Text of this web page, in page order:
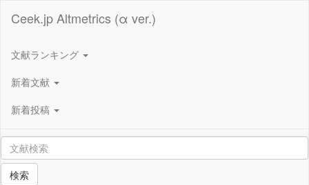
Ceek.jp Altmetrics (α ver.)
文献ランキング
新着文献
新着投稿
検索